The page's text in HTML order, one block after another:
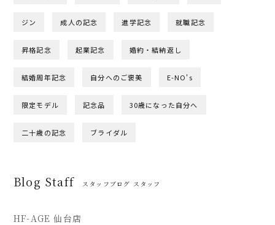
ジン 成人の記念 進学記念 就職記念
昇格記念 起業記念 婚約・結納返し
結婚周年記念 自分へのご褒美 E-NO's
限定モデル 記念品 30歳になった自分へ
二十歳の記念 ブライダル
Blog Staff スタッフブログ スタッフ
HF-AGE 仙台店